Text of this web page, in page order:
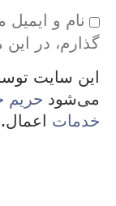
نام و
گذارم، در این
می‌شود
خدمات اعمال.